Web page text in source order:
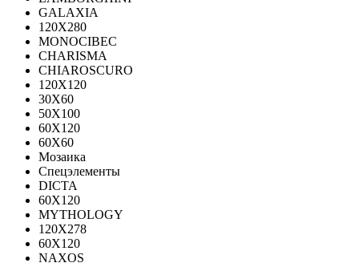
GALAXIA
120Х280
MONOCIBEC
CHARISMA
CHIAROSCURO
120X120
30X60
50X100
60X120
60X60
Мозаика
Спецэлементы
DICTA
60X120
MYTHOLOGY
120X278
60X120
NAXOS